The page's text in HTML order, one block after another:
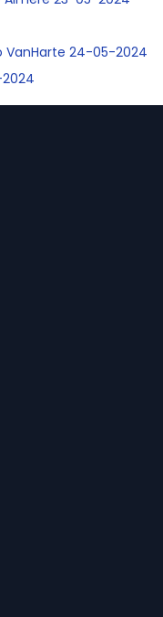
VanHarte 24-05-2024
2024